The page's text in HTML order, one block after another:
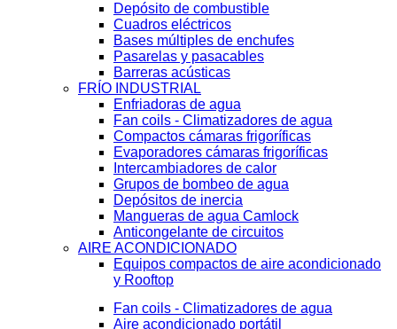
Depósito de combustible
Cuadros eléctricos
Bases múltiples de enchufes
Pasarelas y pasacables
Barreras acústicas
FRÍO INDUSTRIAL
Enfriadoras de agua
Fan coils - Climatizadores de agua
Compactos cámaras frigoríficas
Evaporadores cámaras frigoríficas
Intercambiadores de calor
Grupos de bombeo de agua
Depósitos de inercia
Mangueras de agua Camlock
Anticongelante de circuitos
AIRE ACONDICIONADO
Equipos compactos de aire acondicionado
y Rooftop
Fan coils - Climatizadores de agua
Aire acondicionado portátil